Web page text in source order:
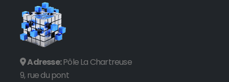
Adresse:Pôle La Chartreuse
9, rue du pont